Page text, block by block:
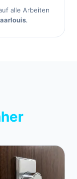
alle Arbeiten
.